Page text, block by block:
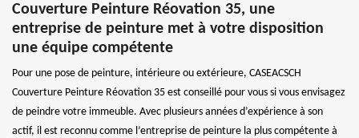
Couverture Peinture Réovation 35, une
entreprise de peinture met à votre disposition
une équipe compétente
Pour une pose de peinture, intérieure ou extérieure, CASEACSCH
Couverture Peinture Réovation 35 est conseillé pour vous si vous envisagez
de peindre votre immeuble. Avec plusieurs années d’expérience à son
actif, il est reconnu comme l’entreprise de peinture la plus compétente à